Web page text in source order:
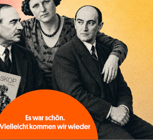
aktuelle Preisentwicklung, die sich
weit unter der Zielinflationslinie
Wie könnte es auch anders sein,
die Kurzarbeit die Reallöhne in
zwei Quartalen sinken lässt? Nein,
in der einige Parallelen zur
EZB zu finden sind, lassen sich
die die Inflationstheorie der
in Frage stellen, wie
zeigt.